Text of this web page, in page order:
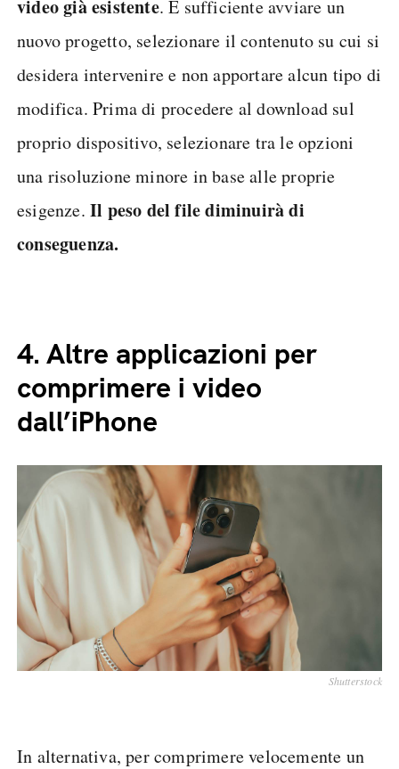
video già esistente. È sufficiente avviare un
nuovo progetto, selezionare il contenuto su cui si
desidera intervenire e non apportare alcun tipo di
modifica. Prima di procedere al download sul
proprio dispositivo, selezionare tra le opzioni
una risoluzione minore in base alle proprie
esigenze. Il peso del file diminuirà di
conseguenza.
4. Altre applicazioni per
comprimere i video
dall’iPhone
Shutterstock
In alternativa, per comprimere velocemente un